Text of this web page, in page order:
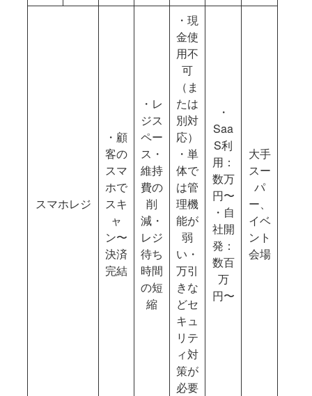
スマホレジ
・顧
客の
スマ
ホで
スキ
ャ
ン〜
決済
完結
・レ
ジス
ペー
ス・
維持
費の
削
減・
レジ
待ち
時間
の短
縮
・現
金使
用不
可
（ま
たは
別対
応）
・単
体で
は管
理機
能が
弱
い・
万引
きな
どセ
キュ
リテ
ィ対
策が
必要
・
Saa
S利
用：
数万
円〜
・自
社開
発：
数百
万
円〜
大手
スー
パ
ー、
イベ
ント
会場